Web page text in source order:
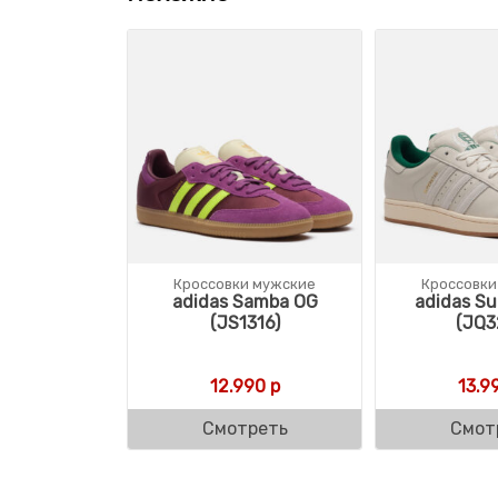
Кроссовки мужские
adidas Samba OG
(JS1316)
12.990р
Смотреть
adidas